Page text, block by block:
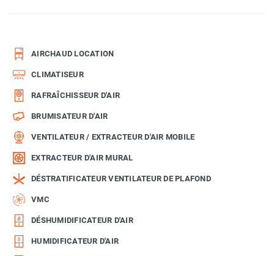
AIRCHAUD LOCATION
CLIMATISEUR
RAFRAÎCHISSEUR D'AIR
BRUMISATEUR D'AIR
VENTILATEUR / EXTRACTEUR D'AIR MOBILE
EXTRACTEUR D'AIR MURAL
DÉSTRATIFICATEUR VENTILATEUR DE PLAFOND
VMC
DÉSHUMIDIFICATEUR D'AIR
HUMIDIFICATEUR D'AIR